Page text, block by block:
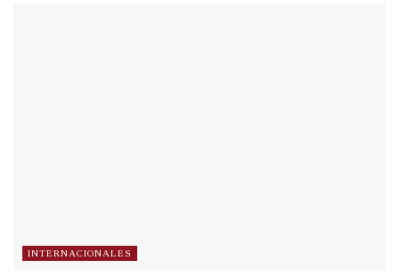
INTERNACIONALES